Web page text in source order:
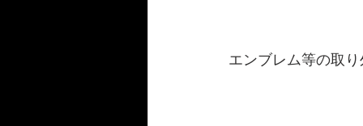
エンブレム等の取